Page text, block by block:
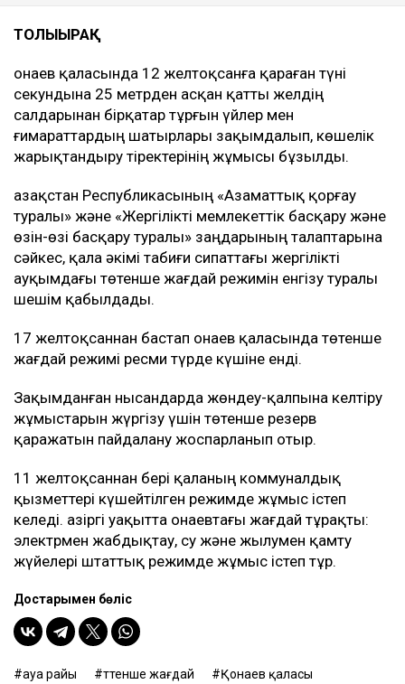
ТОЛЫҒЫРАҚ
Қонаев қаласында 12 желтоқсанға қараған түні
секундына 25 метрден асқан қатты желдің
салдарынан бірқатар тұрғын үйлер мен
ғимараттардың шатырлары зақымдалып, көшелік
жарықтандыру тіректерінің жұмысы бұзылды.
Қазақстан Республикасының «Азаматтық қорғау
туралы» және «Жергілікті мемлекеттік басқару және
өзін-өзі басқару туралы» заңдарының талаптарына
сәйкес, қала әкімі табиғи сипаттағы жергілікті
ауқымдағы төтенше жағдай режимін енгізу туралы
шешім қабылдады.
17 желтоқсаннан бастап Қонаев қаласында төтенше
жағдай режимі ресми түрде күшіне енді.
Зақымданған нысандарда жөндеу-қалпына келтіру
жұмыстарын жүргізу үшін төтенше резерв
қаражатын пайдалану жоспарланып отыр.
11 желтоқсаннан бері қаланың коммуналдық
қызметтері күшейтілген режимде жұмыс істеп
келеді. Қазіргі уақытта Қонаевтағы жағдай тұрақты:
электрмен жабдықтау, су және жылумен қамту
жүйелері штаттық режимде жұмыс істеп тұр.
Достарыңмен бөліс
ауа райы төтенше жағдай Қонаев қаласы